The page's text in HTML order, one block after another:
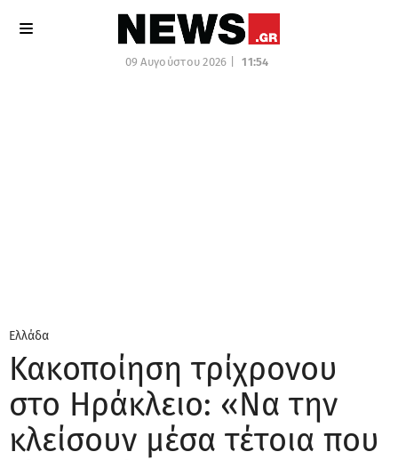
09 Αυγούστου 2026 | 11:54
Ελλάδα
Κακοποίηση τρίχρονου
στο Ηράκλειο: «Να την
κλείσουν μέσα τέτοια που